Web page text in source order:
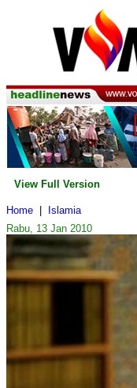
View Full Version
Home
Islamia
Rabu, 13 Jan 2010